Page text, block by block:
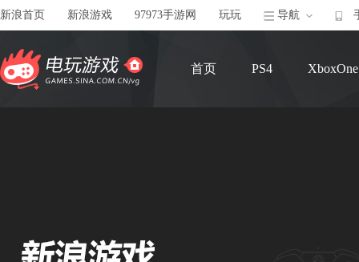
新浪首页 新浪游戏 97973手游网 玩玩 导航
首页 PS4 XboxOne